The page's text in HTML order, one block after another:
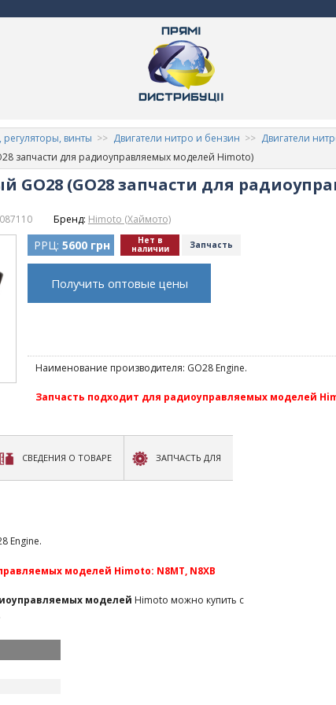
винты Двигатели нитро и бензин
Двигатели
запчасти для радиоуправляемых моделей Himoto)
GO28 (GO28 запчасти для
Бренд: Himoto (Хаймото)
РРЦ: 5600 грн Нет в
наличии Запчасть
Получить оптовые цены
Наименование производителя: GO28 Engine.
Запчасть подходит для радиоуправляемых моделей
СВЕДЕНИЯ О ТОВАРЕ ЗАПЧАСТЬ ДЛЯ
Engine.
моделей Himoto: N8MT, N8XB
моделей Himoto можно купить с